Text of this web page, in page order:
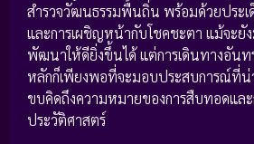
สำรวจวัฒนธรรมพื้นถิ่น พร้อมด้วยประ
และการเผชิญหน้ากับโชคชะตา แม้จะยั
พัฒนาให้ดียิ่งขึ้นได้ แต่การเดินทางอันท
หลักก็เพียงพอที่จะมอบประสบการณ์ที่น่
ขบคิดถึงความหมายของการสืบทอดแล
ประวัติศาสตร์